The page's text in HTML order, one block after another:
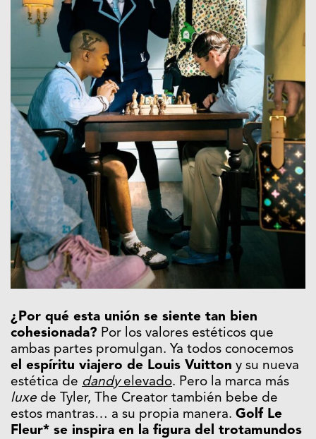
¿Por qué esta unión se siente tan bien
cohesionada? Por los valores estéticos que
ambas partes promulgan. Ya todos conocemos
el espíritu viajero de Louis Vuitton y su nueva
estética de dandyelevado. Pero la marca más
luxe de Tyler, The Creator también bebe de
estos mantras… a su propia manera. Golf Le
Fleur* se inspira en la figura del trotamundos